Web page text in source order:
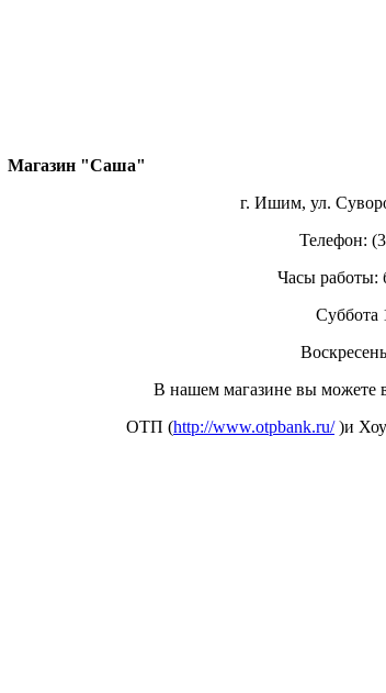
Магазин "Саша"
г. Ишим, ул. Суворова,
Телефон:
Часы работы:
Суббота
В нашем магазине вы можете
ОТП (http://www.otpbank.ru/)и